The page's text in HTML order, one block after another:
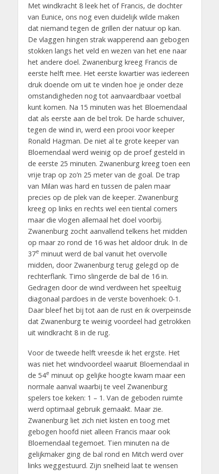
Met windkracht 8 leek het of Francis, de dochter
van Eunice, ons nog even duidelijk wilde maken
dat niemand tegen de grillen der natuur op kan.
De vlaggen hingen strak wapperend aan gebogen
stokken langs het veld en wezen van het ene naar
het andere doel. Zwanenburg kreeg Francis de
eerste helft mee. Het eerste kwartier was iedereen
druk doende om uit te vinden hoe je onder deze
omstandigheden nog tot aanvaardbaar voetbal
kunt komen. Na 15 minuten was het Bloemendaal
dat als eerste aan de bel trok. De harde schuiver,
tegen de wind in, werd een prooi voor keeper
Ronald Hagman. De niet al te grote keeper van
Bloemendaal werd weinig op de proef gesteld in
de eerste 25 minuten. Zwanenburg kreeg toen een
vrije trap op zo’n 25 meter van de goal. De trap
van Milan was hard en tussen de palen maar
precies op de plek van de keeper. Zwanenburg
kreeg op links en rechts wel een tiental corners
maar die vlogen allemaal het doel voorbij.
Zwanenburg zocht aanvallend telkens het midden
op maar zo rond de 16 was het aldoor druk. In de
37e minuut werd de bal vanuit het overvolle
midden, door Zwanenburg terug gelegd op de
rechterflank. Timo slingerde de bal de 16 in.
Gedragen door de wind verdween het speeltuig
diagonaal pardoes in de verste bovenhoek: 0-1.
Daar bleef het bij tot aan de rust en ik overpeinsde
dat Zwanenburg te weinig voordeel had getrokken
uit windkracht 8 in de rug.
Voor de tweede helft vreesde ik het ergste. Het
was niet het windvoordeel waaruit Bloemendaal in
de 54e minuut op gelijke hoogte kwam maar een
normale aanval waarbij te veel Zwanenburg
spelers toe keken: 1 – 1. Van de geboden ruimte
werd optimaal gebruik gemaakt. Maar zie.
Zwanenburg liet zich niet kisten en toog met
gebogen hoofd niet alleen Francis maar ook
Bloemendaal tegemoet. Tien minuten na de
gelijkmaker ging de bal rond en Mitch werd over
links weggestuurd. Zijn snelheid laat te wensen